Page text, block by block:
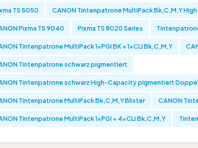
TS 5050 CANON Tintenpatrone MultiPack Bk,C,M,Y
Pixma TS 9040 Pixma TS 8020 Series
Tintenpatrone MultiPack 1xPGI BK + 1xCLI Bk,C,M,Y
Tintenpatrone schwarz pigmentiert
Tintenpatrone schwarz High-Capacity pigmentiert
Tintenpatrone MultiPack Bk,C,M,Y Blister CANON
Tintenpatrone MultiPack 1xPGI + 4xCLI Bk,C,M,Y